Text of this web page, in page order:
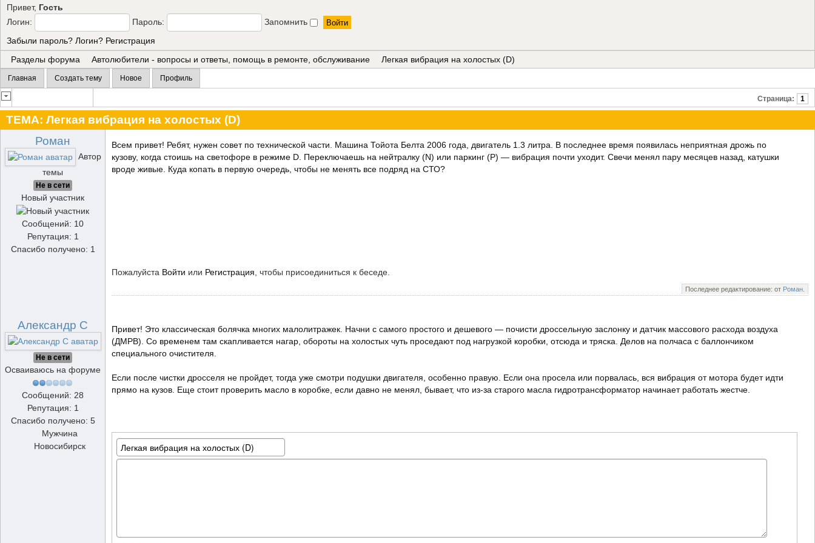
Привет, Гость
Логин:
Пароль:
Запомнить
Забыли пароль? Логин? Регистрация
Разделы форума
Автолюбители - вопросы и ответы, помощь в ремонте, обслуживание Легкая вибрация на холостых (D)
Главная Создать тему Новое Профиль
Страница: 1
ТЕМА: Легкая вибрация на холостых (D)
Роман
Автор
темы
Не в сети
Новый участник
Сообщений: 10
Репутация: 1
Спасибо получено: 1
Всем привет! Ребят, нужен совет по технической части. Машина Тойота Белта 2006 года, двигатель 1.3 литра. В последнее время появилась неприятная дрожь по
кузову, когда стоишь на светофоре в режиме D. Переключаешь на нейтралку (N) или паркинг (P) — вибрация почти уходит. Свечи менял пару месяцев назад, катушки
вроде живые. Куда копать в первую очередь, чтобы не менять все подряд на СТО?
Пожалуйста Войти или Регистрация , чтобы присоединиться к беседе.
Последнее редактирование: от Роман
Александр С
Не в сети
Осваиваюсь на форуме
Сообщений: 28
Репутация: 1
Спасибо получено: 5
Мужчина
Новосибирск
Привет! Это классическая болячка многих малолитражек. Начни с самого простого и дешевого — почисти дроссельную заслонку и датчик массового расхода воздуха
(ДМРВ). Со временем там скапливается нагар, обороты на холостых чуть проседают под нагрузкой коробки, отсюда и тряска. Делов на полчаса с баллончиком
специального очистителя.
Если после чистки дросселя не пройдет, тогда уже смотри подушки двигателя, особенно правую. Если она просела или порвалась, вся вибрация от мотора будет идти
прямо на кузов. Еще стоит проверить масло в коробке, если давно не менял, бывает, что из-за старого масла гидротрансформатор начинает работать жестче.